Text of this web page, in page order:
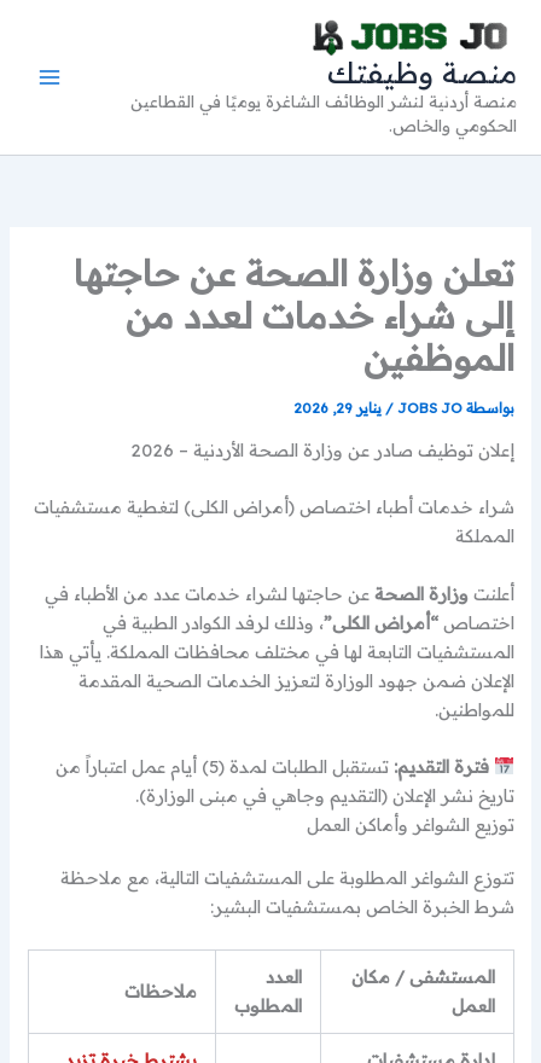
المحتوى
منصة وظيفتك
منصة أردنية لنشر الوظائف الشاغرة يوميًا في القطاعين
الحكومي والخاص.
تعلن وزارة الصحة عن حاجتها
إلى شراء خدمات لعدد من
الموظفين
بواسطة JOBS JO
/يناير 29, 2026
إعلان توظيف صادر عن وزارة الصحة الأردنية – 2026
شراء خدمات أطباء اختصاص (أمراض الكلى) لتغطية مستشفيات
المملكة
أعلنتوزارة الصحة عن حاجتها لشراء خدمات عدد من الأطباء في
اختصاص“أمراض الكلى”، وذلك لرفد الكوادر الطبية في
المستشفيات التابعة لها في مختلف محافظات المملكة. يأتي هذا
الإعلان ضمن جهود الوزارة لتعزيز الخدمات الصحية المقدمة
للمواطنين.
فترة التقديم:
تستقبل الطلبات لمدة (5) أيام عمل اعتباراً من
تاريخ نشر الإعلان (التقديم وجاهي في مبنى الوزارة).
توزيع الشواغر وأماكن العمل
تتوزع الشواغر المطلوبة على المستشفيات التالية، مع ملاحظة
شرط الخبرة الخاص بمستشفيات البشير:
المستشفى / مكان
العمل
العدد
المطلوب
ملاحظات